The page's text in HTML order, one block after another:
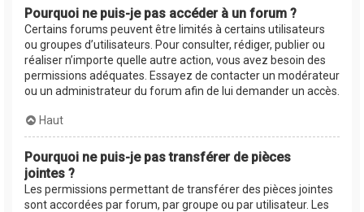
Pourquoi ne puis-je pas accéder à un forum ?
Certains forums peuvent être limités à certains utilisateurs
ou groupes d’utilisateurs. Pour consulter, rédiger, publier ou
réaliser n’importe quelle autre action, vous avez besoin des
permissions adéquates. Essayez de contacter un modérateur
ou un administrateur du forum afin de lui demander un accès.
Haut
Pourquoi ne puis-je pas transférer de pièces
jointes ?
Les permissions permettant de transférer des pièces jointes
sont accordées par forum, par groupe ou par utilisateur. Les